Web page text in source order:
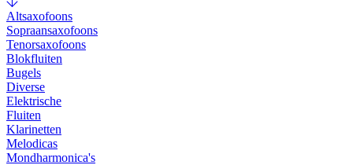
Altsaxofoons
Sopraansaxofoons
Tenorsaxofoons
Blokfluiten
Bugels
Diverse
Elektrische
Fluiten
Klarinetten
Melodicas
Mondharmonica's